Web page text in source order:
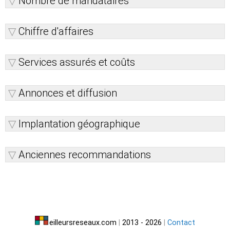
Chiffre d'affaires
Services assurés et coûts
Annonces et diffusion
Implantation géographique
Anciennes recommandations
eilleursreseaux.com 2013 - 2026 Contact